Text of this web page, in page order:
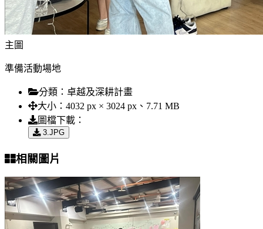
主圖
準備活動場地
分類： 卓越及深耕計畫
大小： 4032 px × 3024 px、7.71 MB
圖檔下載：
3.JPG
相關圖片